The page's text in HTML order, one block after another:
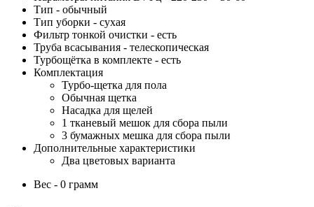
Тип - обычный
Тип уборки - сухая
Фильтр тонкой очистки - есть
Труба всасывания - телескопическая
Турбощётка в комплекте - есть
Комплектация
Турбо-щетка для пола
Обычная щетка
Насадка для щелей
1 тканевый мешок для сбора пыли
3 бумажных мешка для сбора пыли
Дополнительные характеристики
Два цветовых варианта
Вес - 0 грамм